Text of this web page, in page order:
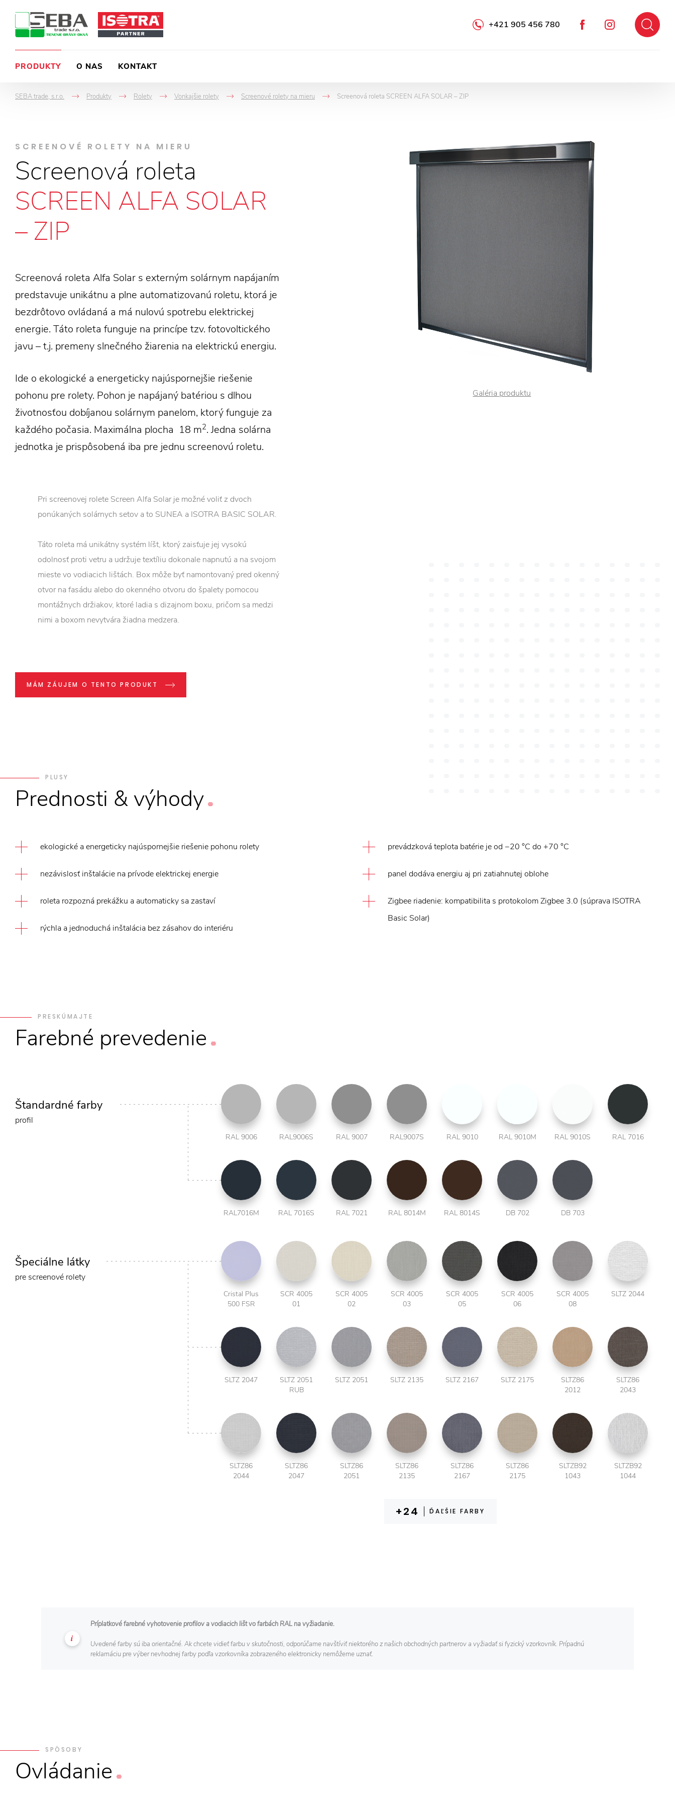
Instagram
Facebook
+421 905 456 780
PRODUKTY O NAS KONTAKT
SEBA trade, s.r.o.
->
Produkty
->
Rolety
->
Vonkajšie rolety
->
Screenové rolety na mieru Screenová roleta SCREEN ALFA SOLAR – ZIP
SCREENOVÉ ROLETY NA MIERU
Screenová roleta
SCREEN ALFA SOLAR
– ZIP
Galéria produktu
Screenová roleta Alfa Solar s externým solárnym napájaním
predstavuje unikátnu a plne automatizovanú roletu, ktorá je
bezdrôtovo ovládaná a má nulovú spotrebu elektrickej
energie. Táto roleta funguje na princípe tzv. fotovoltického
javu – t.j. premeny slnečného žiarenia na elektrickú energiu.
Ide o ekologické a energeticky najúspornejšie riešenie
pohonu pre rolety. Pohon je napájaný batériou s dlhou
životnosťou dobíjanou solárnym panelom, ktorý funguje za
každého počasia. Maximálna plocha 18 m2. Jedna solárna
jednotka je prispôsobená iba pre jednu screenovú roletu.
Pri screenovej rolete Screen Alfa Solar je možné voliť z dvoch
ponúkaných solárnych setov a to SUNEA a ISOTRA BASIC SOLAR.
Táto roleta má unikátny systém líšt, ktorý zaisťuje jej vysokú
odolnosť proti vetru a udržuje textíliu dokonale napnutú a na svojom
mieste vo vodiacich lištách. Box môže byť namontovaný pred okenný
otvor na fasádu alebo do okenného otvoru do špalety pomocou
montážnych držiakov, ktoré ladia s dizajnom boxu, pričom sa medzi
nimi a boxom nevytvára žiadna medzera.
MÁM ZÁUJEM O TENTO PRODUKT
PLUSY
Prednosti &výhody
ekologické a energeticky najúspornejšie riešenie pohonu rolety
nezávislosť inštalácie na prívode elektrickej energie
roleta rozpozná prekážku a automaticky sa zastaví
rýchla a jednoduchá inštalácia bez zásahov do interiéru
prevádzková teplota batérie je od −20 °C do +70 °C
panel dodáva energiu aj pri zatiahnutej oblohe
Zigbee riadenie: kompatibilita s protokolom Zigbee 3.0 (súprava ISOTRA
Basic Solar)
PRESKÚMAJTE
Farebné prevedenie
Štandardné farby
profil
RAL 9006 RAL9006S RAL 9007 RAL9007S RAL 9010 RAL 9010M RAL 9010S RAL 7016
RAL7016M RAL 7016S RAL 7021 RAL 8014M RAL 8014S DB 702 DB 703
Špeciálne látky
pre screenové rolety
Cristal Plus
500 FSR
SCR 4005
01
SCR 4005
02
SCR 4005
03
SCR 4005
05
SCR 4005
06
SCR 4005
08
SLTZ 2044
SLTZ 2047
SLTZ 2051
RUB
SLTZ 2051 SLTZ 2135 SLTZ 2167 SLTZ 2175
SLTZ86
2012
SLTZ86
2043
SLTZ86
2044
SLTZ86
2047
SLTZ86
2051
SLTZ86
2135
SLTZ86
2167
SLTZ86
2175
SLTZB92
1043
SLTZB92
1044
ĎAĽŠIE FARBY
Príplatkové farebné vyhotovenie profilov a vodiacich lišt vo farbách RAL na vyžiadanie.
Uvedené farby sú iba orientačné. Ak chcete vidieť farbu v skutočnosti, odporúčame navštíviť niektorého z našich obchodných partnerov a vyžiadať si fyzický vzorkovník. Prípadnú
reklamáciu pre výber nevhodnej farby podľa vzorkovníka zobrazeného elektronicky nemôžeme uznať.
SPÔSOBY
Ovládanie